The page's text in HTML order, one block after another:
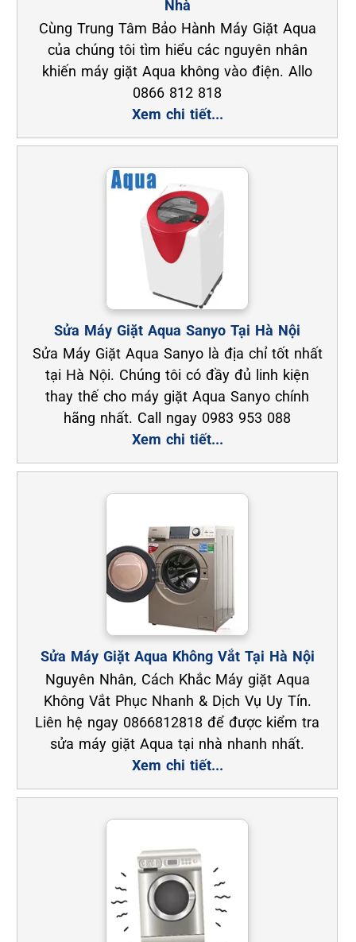
Nhà
Cùng Trung Tâm Bảo Hành Máy Giặt Aqua
của chúng tôi tìm hiểu các nguyên nhân
khiến máy giặt Aqua không vào điện. Allo
0866 812 818
Xem chi tiết...
Sửa Máy Giặt Aqua Sanyo Tại Hà Nội
Sửa Máy Giặt Aqua Sanyo là địa chỉ tốt nhất
tại Hà Nội. Chúng tôi có đầy đủ linh kiện
thay thế cho máy giặt Aqua Sanyo chính
hãng nhất. Call ngay 0983 953 088
Xem chi tiết...
Sửa Máy Giặt Aqua Không Vắt Tại Hà Nội
Nguyên Nhân, Cách Khắc Máy giặt Aqua
Không Vắt Phục Nhanh & Dịch Vụ Uy Tín.
Liên hệ ngay 0866812818 để được kiểm tra
sửa máy giặt Aqua tại nhà nhanh nhất.
Xem chi tiết...